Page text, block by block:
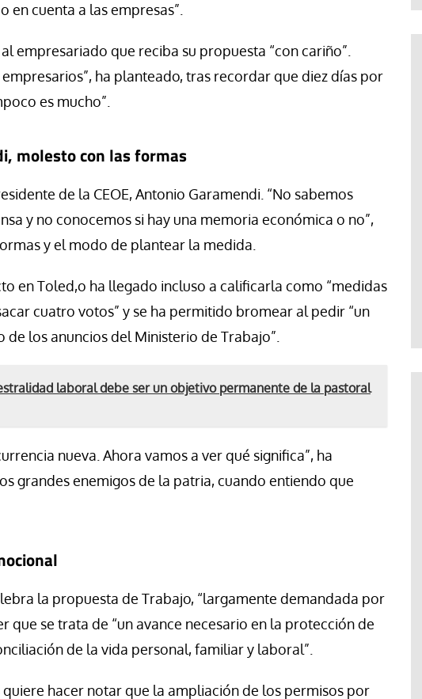
en cuenta a las empresas”.
empresariado que reciba su propuesta “con cariño”.
ha planteado, tras recordar que diez días por
es mucho”.
molesto con las formas
de la CEOE, Antonio Garamendi. “No sabemos
y no conocemos si hay una memoria económica o no”,
y el modo de plantear la medida.
en Toled,o ha llegado incluso a calificarla como “medidas
cuatro votos” y se ha permitido bromear al pedir “un
los anuncios del Ministerio de Trabajo”.
laboral debe ser un objetivo permanente de la pastoral
nueva. Ahora vamos a ver qué significa”, ha
grandes enemigos de la patria, cuando entiendo que
la propuesta de Trabajo, “largamente demandada por
que se trata de “un avance necesario en la protección de
de la vida personal, familiar y laboral”.
hacer notar que la ampliación de los permisos por